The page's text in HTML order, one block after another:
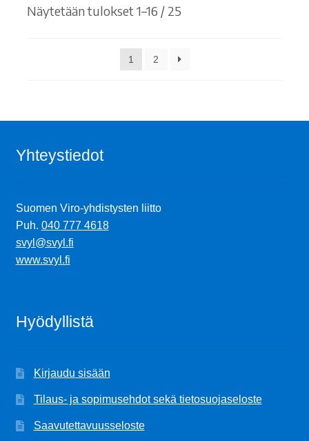
Näytetään tulokset 1–16 / 25Sorted
1 2
Yhteystiedot
Suomen Viro-yhdistysten liitto
Puh. 040 777 4618
svyl@svyl.fi
www.svyl.fi
Hyödyllistä
Kirjaudu sisään
Tilaus- ja sopimusehdot sekä tietosuojaseloste
Saavutettavuusseloste